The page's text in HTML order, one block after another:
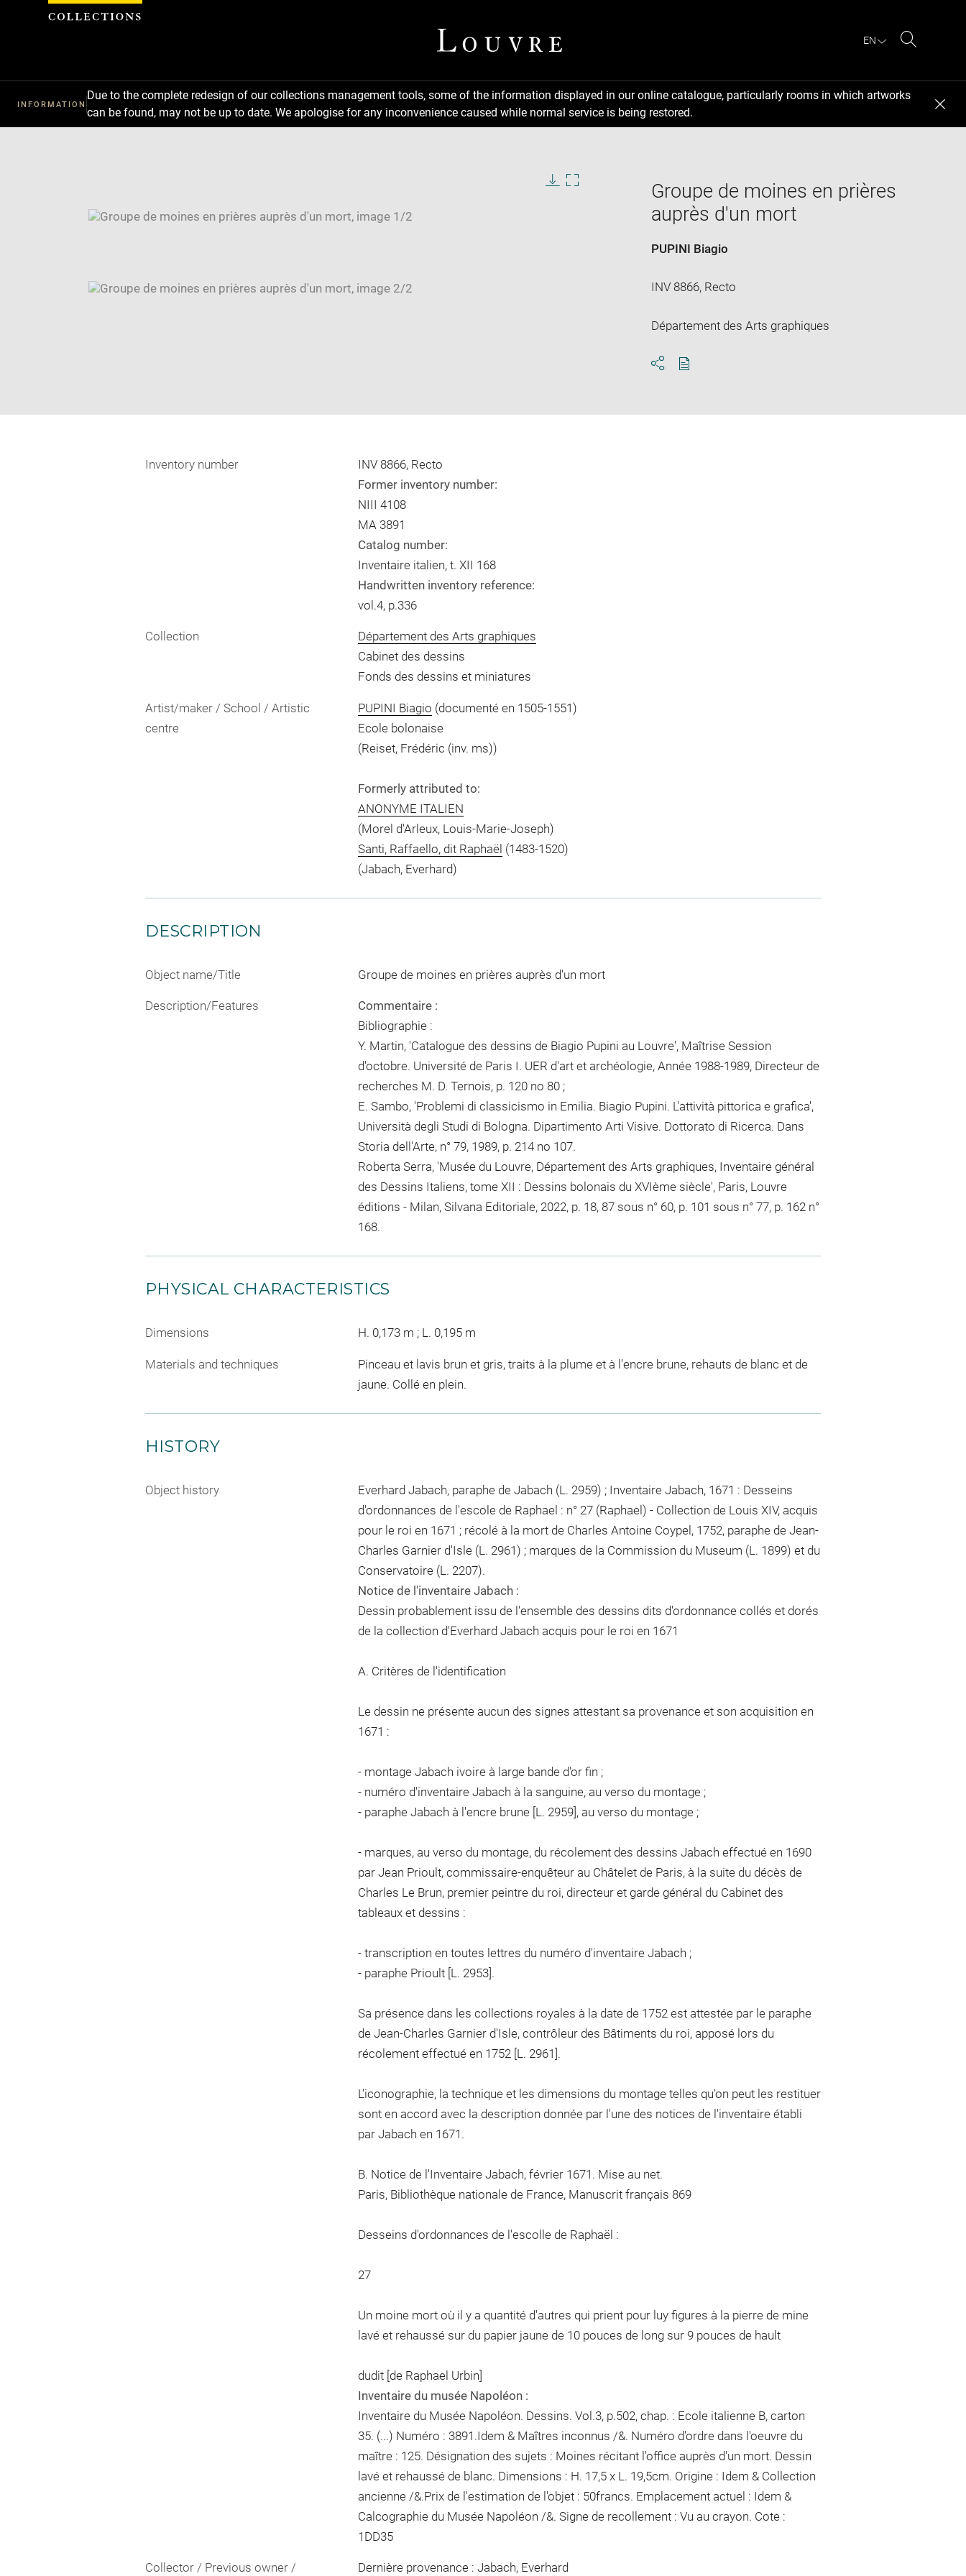
EN
INFORMATION
Due to the complete redesign of our collections management tools, some of the information displayed in our online catalogue, particularly rooms in which artworks
can be found, may not be up to date. We apologise for any inconvenience caused while normal service is being restored.
window
SKIP IMAGE CAROUSEL
Groupe de moines en prières
auprès d'un mort
PUPINI Biagio
INV 8866, Recto
Département des Arts graphiques
Inventory number
INV 8866, Recto
Former inventory number:
NIII 4108
MA 3891
Catalog number:
Inventaire italien, t. XII 168
Handwritten inventory reference:
vol.4, p.336
Collection
Département des Arts graphiques
Cabinet des dessins
Fonds des dessins et miniatures
Artist/maker / School / Artistic
centre
PUPINI Biagio (documenté en 1505-1551)
Ecole bolonaise
(Reiset, Frédéric (inv. ms))
Formerly attributed to:
ANONYME ITALIEN
(Morel d'Arleux, Louis-Marie-Joseph)
Santi, Raffaello, dit Raphaël (1483-1520)
(Jabach, Everhard)
DESCRIPTION
Object name/Title Groupe de moines en prières auprès d'un mort
Description/Features
Commentaire :
Bibliographie :
Y. Martin, 'Catalogue des dessins de Biagio Pupini au Louvre', Maîtrise Session
d'octobre. Université de Paris I. UER d'art et archéologie, Année 1988-1989, Directeur de
recherches M. D. Ternois, p. 120 no 80 ;
E. Sambo, 'Problemi di classicismo in Emilia. Biagio Pupini. L'attività pittorica e grafica',
Università degli Studi di Bologna. Dipartimento Arti Visive. Dottorato di Ricerca. Dans
Storia dell'Arte, n° 79, 1989, p. 214 no 107.
Roberta Serra, 'Musée du Louvre, Département des Arts graphiques, Inventaire général
des Dessins Italiens, tome XII : Dessins bolonais du XVIème siècle', Paris, Louvre
éditions - Milan, Silvana Editoriale, 2022, p. 18, 87 sous n° 60, p. 101 sous n° 77, p. 162 n°
168.
PHYSICAL CHARACTERISTICS
Dimensions H. 0,173 m ; L. 0,195 m
Materials and techniques
Pinceau et lavis brun et gris, traits à la plume et à l'encre brune, rehauts de blanc et de
jaune. Collé en plein.
HISTORY
Object history
Everhard Jabach, paraphe de Jabach (L. 2959) ; Inventaire Jabach, 1671 : Desseins
d'ordonnances de l'escole de Raphael : n° 27 (Raphael) - Collection de Louis XIV, acquis
pour le roi en 1671 ; récolé à la mort de Charles Antoine Coypel, 1752, paraphe de Jean-
Charles Garnier d'Isle (L. 2961) ; marques de la Commission du Museum (L. 1899) et du
Conservatoire (L. 2207).
Notice de l'inventaire Jabach :
Dessin probablement issu de l'ensemble des dessins dits d'ordonnance collés et dorés
de la collection d'Everhard Jabach acquis pour le roi en 1671
A. Critères de l'identification
Le dessin ne présente aucun des signes attestant sa provenance et son acquisition en
1671 :
- montage Jabach ivoire à large bande d'or fin ;
- numéro d'inventaire Jabach à la sanguine, au verso du montage ;
- paraphe Jabach à l'encre brune [L. 2959], au verso du montage ;
- marques, au verso du montage, du récolement des dessins Jabach effectué en 1690
par Jean Prioult, commissaire-enquêteur au Châtelet de Paris, à la suite du décès de
Charles Le Brun, premier peintre du roi, directeur et garde général du Cabinet des
tableaux et dessins :
- transcription en toutes lettres du numéro d'inventaire Jabach ;
- paraphe Prioult [L. 2953].
Sa présence dans les collections royales à la date de 1752 est attestée par le paraphe
de Jean-Charles Garnier d'Isle, contrôleur des Bâtiments du roi, apposé lors du
récolement effectué en 1752 [L. 2961].
L'iconographie, la technique et les dimensions du montage telles qu'on peut les restituer
sont en accord avec la description donnée par l'une des notices de l'inventaire établi
par Jabach en 1671.
B. Notice de l'Inventaire Jabach, février 1671. Mise au net.
Paris, Bibliothèque nationale de France, Manuscrit français 869
Desseins d'ordonnances de l'escolle de Raphaël :
27
Un moine mort où il y a quantité d'autres qui prient pour luy figures à la pierre de mine
lavé et rehaussé sur du papier jaune de 10 pouces de long sur 9 pouces de hault
dudit [de Raphael Urbin]
Inventaire du musée Napoléon :
Inventaire du Musée Napoléon. Dessins. Vol.3, p.502, chap. : Ecole italienne B, carton
35. (...) Numéro : 3891.Idem & Maîtres inconnus /&. Numéro d'ordre dans l'oeuvre du
maître : 125. Désignation des sujets : Moines récitant l'office auprès d'un mort. Dessin
lavé et rehaussé de blanc. Dimensions : H. 17,5 x L. 19,5cm. Origine : Idem & Collection
ancienne /&.Prix de l'estimation de l'objet : 50francs. Emplacement actuel : Idem &
Calcographie du Musée Napoléon /&. Signe de recollement : Vu au crayon. Cote :
1DD35
Collector / Previous owner / Dernière provenance : Jabach, Everhard
Cookies management panel